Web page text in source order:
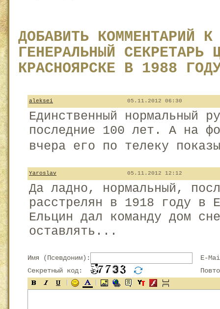
ДОБАВИТЬ КОММЕНТАРИЙ
ГЕНЕРАЛЬНЫЙ СЕКРЕТАРЬ
КРАСНОЯРСКЕ В 1988
aleksei 05.11.2012 06:30
Единственный нормальный
последние 100 лет. А на
вчера его по телеку
Yaroslav 05.11.2012 12:12
Да ладно, нормальный,
расстрелян в 1918 году в
Ельцин дал команду дом
оставлять...
Имя (Псевдоним):
E-
Секретный код: